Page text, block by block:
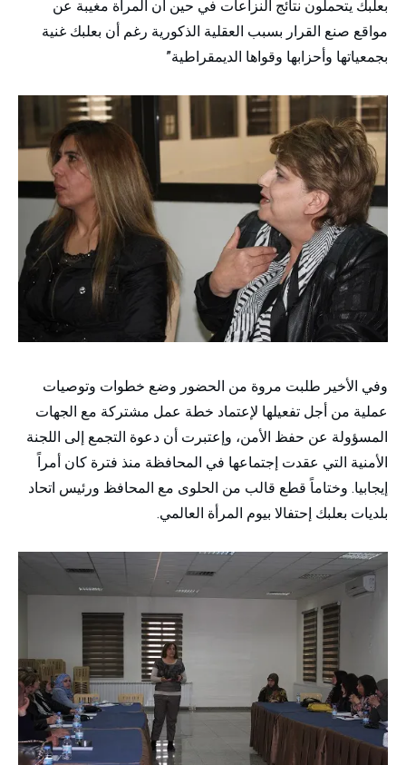
بعلبك يتحملون نتائج النزاعات في حين أن المراة مغيبة عن
مواقع صنع القرار بسبب العقلية الذكورية رغم أن بعلبك غنية
بجمعياتها وأحزابها وقواها الديمقراطية”
وفي الأخير طلبت مروة من الحضور وضع خطوات وتوصيات
عملية من أجل تفعيلها لإعتماد خطة عمل مشتركة مع الجهات
المسؤولة عن حفظ الأمن، وإعتبرت أن دعوة التجمع إلى اللجنة
الأمنية التي عقدت إجتماعها في المحافظة منذ فترة كان أمراً
إيجابيا. وختاماً قطع قالب من الحلوى مع المحافظ ورئيس اتحاد
بلديات بعلبك إحتفالا بيوم المرأة العالمي.